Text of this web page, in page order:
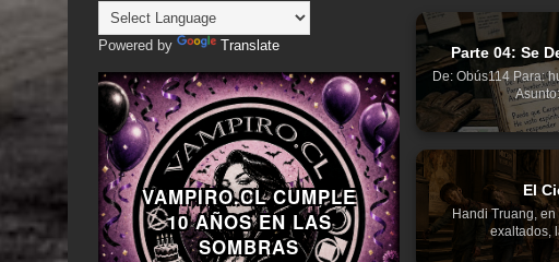
Powered by Translate
VAMPIRO.CL CUMPLE
10 AÑOS EN LAS
SOMBRAS
Parte 04: Se
De: Obús114 Para:
El
Handi Truang,
exaltados,